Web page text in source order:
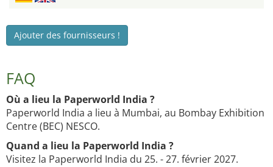
Ajouter des fournisseurs !
FAQ
Où a lieu la Paperworld India ?
Paperworld India a lieu à Mumbai, au Bombay Exhibition
Centre (BEC) NESCO.
Quand a lieu la Paperworld India ?
Visitez la Paperworld India du 25. - 27. février 2027.